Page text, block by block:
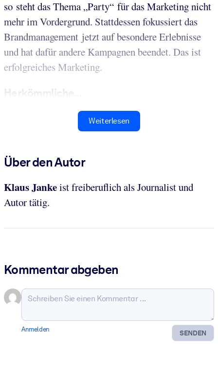
so steht das Thema „Party“ für das Marketing nicht
mehr im Vordergrund. Stattdessen fokussiert das
Brandmanagement jetzt auf besondere Erlebnisse
und hat dafür andere Kampagnen beendet. Das ist
erfolgreiches Marketing.
Herkömmliche...
Weiterlesen
Über den Autor
Klaus Jankeist freiberuflich als Journalist und
Autor tätig.
Kommentar abgeben
SENDEN
Anmelden